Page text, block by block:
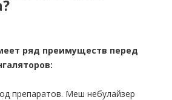
ряд преимуществ перед
препаратов. Меш небулайзер